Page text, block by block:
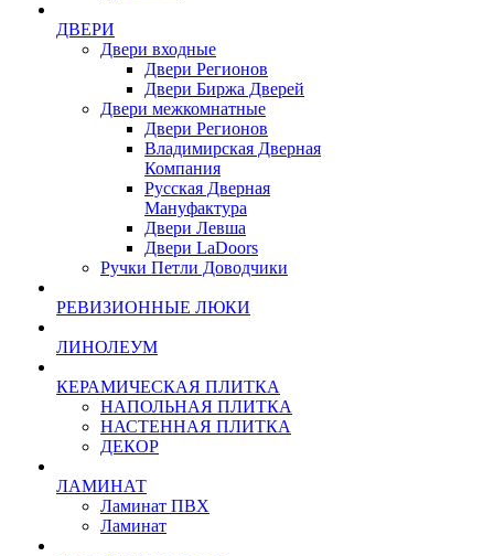
ДВЕРИ
Двери входные
Двери Регионов
Двери Биржа Дверей
Двери межкомнатные
Двери Регионов
Владимирская Дверная
Компания
Русская Дверная
Мануфактура
Двери Левша
Двери LaDoors
Ручки Петли Доводчики
РЕВИЗИОННЫЕ ЛЮКИ
ЛИНОЛЕУМ
КЕРАМИЧЕСКАЯ ПЛИТКА
НАПОЛЬНАЯ ПЛИТКА
НАСТЕННАЯ ПЛИТКА
ДЕКОР
ЛАМИНАТ
Ламинат ПВХ
Ламинат